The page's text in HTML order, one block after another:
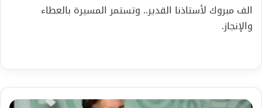
الف مبروك لأستاذنا القدير.. وتستمر المسيرة بالعطاء
والإنجاز.
معرض